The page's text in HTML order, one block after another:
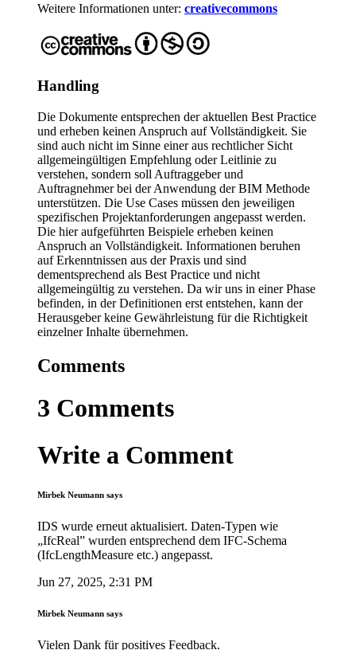
Weitere Informationen unter: creativecommons
Handling
Die Dokumente entsprechen der aktuellen Best Practice
und erheben keinen Anspruch auf Vollständigkeit. Sie
sind auch nicht im Sinne einer aus rechtlicher Sicht
allgemeingültigen Empfehlung oder Leitlinie zu
verstehen, sondern soll Auftraggeber und
Auftragnehmer bei der Anwendung der BIM Methode
unterstützen. Die Use Cases müssen den jeweiligen
spezifischen Projektanforderungen angepasst werden.
Die hier aufgeführten Beispiele erheben keinen
Anspruch an Vollständigkeit. Informationen beruhen
auf Erkenntnissen aus der Praxis und sind
dementsprechend als Best Practice und nicht
allgemeingültig zu verstehen. Da wir uns in einer Phase
befinden, in der Definitionen erst entstehen, kann der
Herausgeber keine Gewährleistung für die Richtigkeit
einzelner Inhalte übernehmen.
Comments
3 Comments
Write a Comment
Mirbek Neumann says
IDS wurde erneut aktualisiert. Daten-Typen wie
„IfcReal” wurden entsprechend dem IFC-Schema
(IfcLengthMeasure etc.) angepasst.
Jun 27, 2025, 2:31 PM
Mirbek Neumann says
Vielen Dank für positives Feedback.